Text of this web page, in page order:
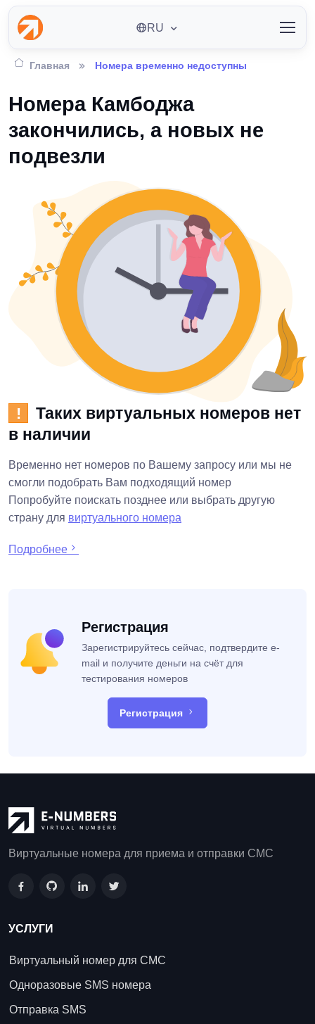
RU
Главная Номера временно недоступны
Номера Камбоджа
закончились, а новых не
подвезли
!
Таких виртуальных номеров нет
в наличии
Временно нет номеров по Вашему запросу или мы не
смогли подобрать Вам подходящий номер
Попробуйте поискать позднее или выбрать другую
страну для виртуального номера
Подробнее
Регистрация
Зарегистрируйтесь сейчас, подтвердите e-
mail и получите деньги на счёт для
тестирования номеров
Регистрация
Виртуальные номера для приема и отправки СМС
УСЛУГИ
Виртуальный номер для СМС
Одноразовые SMS номера
Отправка SMS